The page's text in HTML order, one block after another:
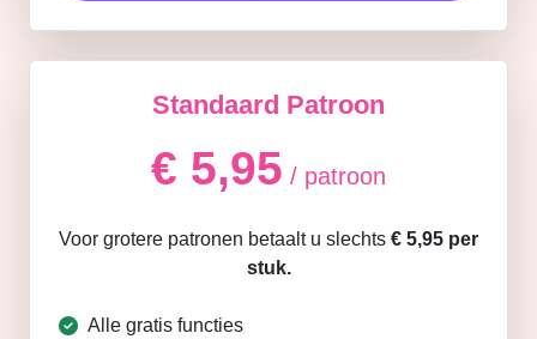
Standaard Patroon
€ 5,95 / patroon
Voor grotere patronen betaalt u slechts € 5,95 per
stuk.
Alle gratis functies